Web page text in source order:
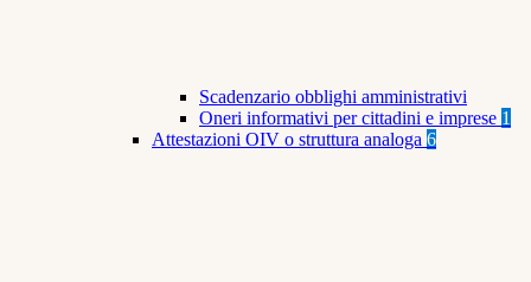
Scadenzario obblighi amministrativi
Oneri informativi per cittadini e imprese 1
Attestazioni OIV o struttura analoga 6